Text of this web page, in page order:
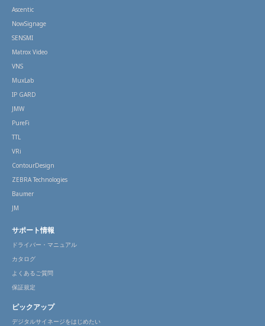
Ascentic
NowSignage
SENSMI
Matrox Video
VNS
MuxLab
IP GARD
JMW
PureFi
TTL
VRi
ContourDesign
ZEBRA Technologies
Baumer
JM
サポート情報
ドライバー・マニュアル
カタログ
よくあるご質問
保証規定
ピックアップ
デジタルサイネージをはじめたい